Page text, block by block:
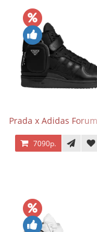
Prada x Adidas
7090р.